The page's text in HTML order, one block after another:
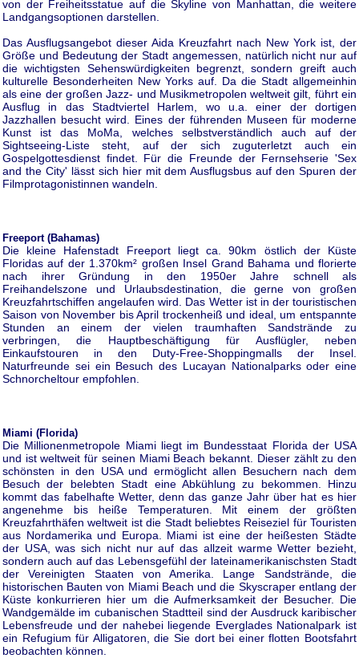
von der Freiheitsstatue auf die Skyline von Manhattan, die weitere
Landgangsoptionen darstellen.
Das Ausflugsangebot dieser Aida Kreuzfahrt nach New York ist, der
Größe und Bedeutung der Stadt angemessen, natürlich nicht nur auf
die wichtigsten Sehenswürdigkeiten begrenzt, sondern greift auch
kulturelle Besonderheiten New Yorks auf. Da die Stadt allgemeinhin
als eine der großen Jazz- und Musikmetropolen weltweit gilt, führt ein
Ausflug in das Stadtviertel Harlem, wo u.a. einer der dortigen
Jazzhallen besucht wird. Eines der führenden Museen für moderne
Kunst ist das MoMa, welches selbstverständlich auch auf der
Sightseeing-Liste steht, auf der sich zuguterletzt auch ein
Gospelgottesdienst findet. Für die Freunde der Fernsehserie 'Sex
and the City' lässt sich hier mit dem Ausflugsbus auf den Spuren der
Filmprotagonistinnen wandeln.
Freeport (Bahamas)
Die kleine Hafenstadt Freeport liegt ca. 90km östlich der Küste
Floridas auf der 1.370km² großen Insel Grand Bahama und florierte
nach ihrer Gründung in den 1950er Jahre schnell als
Freihandelszone und Urlaubsdestination, die gerne von großen
Kreuzfahrtschiffen angelaufen wird. Das Wetter ist in der touristischen
Saison von November bis April trockenheiß und ideal, um entspannte
Stunden an einem der vielen traumhaften Sandstrände zu
verbringen, die Hauptbeschäftigung für Ausflügler, neben
Einkaufstouren in den Duty-Free-Shoppingmalls der Insel.
Naturfreunde sei ein Besuch des Lucayan Nationalparks oder eine
Schnorcheltour empfohlen.
Miami (Florida)
Die Millionenmetropole Miami liegt im Bundesstaat Florida der USA
und ist weltweit für seinen Miami Beach bekannt. Dieser zählt zu den
schönsten in den USA und ermöglicht allen Besuchern nach dem
Besuch der belebten Stadt eine Abkühlung zu bekommen. Hinzu
kommt das fabelhafte Wetter, denn das ganze Jahr über hat es hier
angenehme bis heiße Temperaturen. Mit einem der größten
Kreuzfahrthäfen weltweit ist die Stadt beliebtes Reiseziel für Touristen
aus Nordamerika und Europa. Miami ist eine der heißesten Städte
der USA, was sich nicht nur auf das allzeit warme Wetter bezieht,
sondern auch auf das Lebensgefühl der lateinamerikanischsten Stadt
der Vereinigten Staaten von Amerika. Lange Sandstrände, die
historischen Bauten von Miami Beach und die Skyscraper entlang der
Küste konkurrieren hier um die Aufmerksamkeit der Besucher. Die
Wandgemälde im cubanischen Stadtteil sind der Ausdruck karibischer
Lebensfreude und der nahebei liegende Everglades Nationalpark ist
ein Refugium für Alligatoren, die Sie dort bei einer flotten Bootsfahrt
beobachten können.